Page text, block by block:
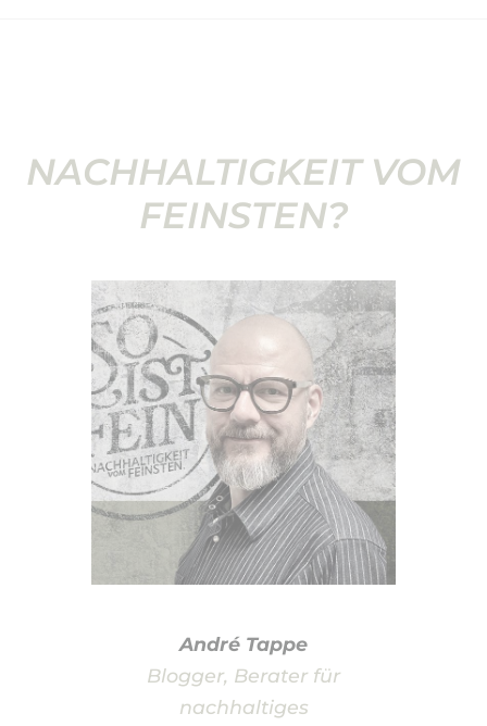
NACHHALTIGKEIT VOM
FEINSTEN?
André Tappe
Blogger, Berater für
nachhaltiges